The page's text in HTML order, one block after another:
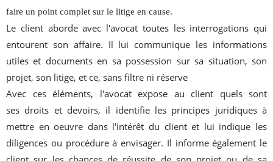
faire un point complet sur le litige en cause.
Le client aborde avec l'avocat toutes les interrogations qui
entourent son affaire. Il lui communique les informations
utiles et documents en sa possession sur sa situation, son
projet, son litige, et ce, sans filtre ni réserve
Avec ces éléments, l'avocat expose au client quels sont
ses droits et devoirs, il identifie les principes juridiques à
mettre en oeuvre dans l'intérêt du client et lui indique les
diligences ou procédure à envisager. Il informe également le